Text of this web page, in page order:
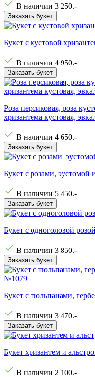
В наличии 3 250.-
Заказать букет
Букет с кустовой
В наличии 4 950.-
Заказать букет
Роза персиковая, роза
хризантема кустовая,
В наличии 4 650.-
Заказать букет
Букет с розами,
В наличии 5 450.-
Заказать букет
Букет с одноголовой
В наличии 3 850.-
Заказать букет
Букет с тюльпанами,
В наличии 3 470.-
Заказать букет
Букет хризантем и
В наличии 2 100.-